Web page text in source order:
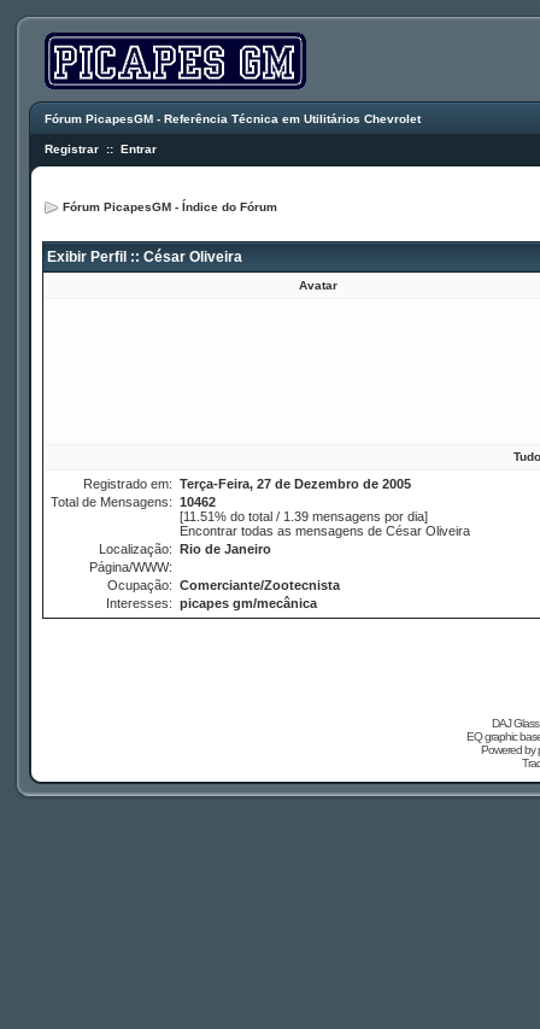
Fórum PicapesGM - Referência Técnica em Utilitários Chevrolet
Registrar :: Entrar
Fórum PicapesGM - Índice do Fórum
Exibir Perfil :: César Oliveira
Avatar
Registrado em: Terça-Feira, 27 de Dezembro de 2005
Total de Mensagens: 10462
[11.51% do total / 1.39 mensagens por dia]
Encontrar todas as mensagens de César Oliveira
Localização: Rio de Janeiro
Página/WWW:
Ocupação: Comerciante/Zootecnista
Interesses: picapes gm/mecânica
DAJ
EQ graphic
Powered by